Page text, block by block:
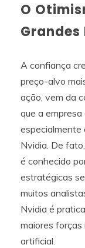
O
Grandes
A confiança
preço-alvo
ação, vem da
que a empresa
especialmente
Nvidia. De
é conhecido
estratégicas
muitos
Nvidia é
maiores forças
artificial.